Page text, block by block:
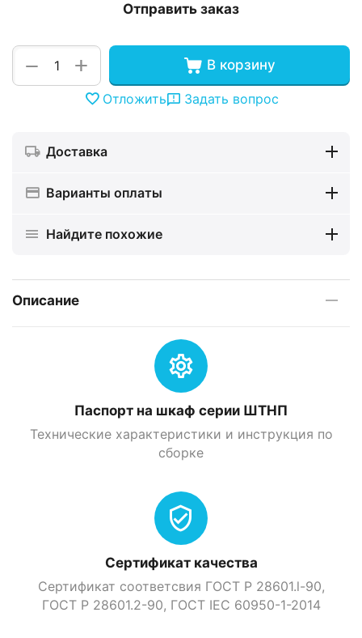
Отправить заказ
+
− В корзину
Отложить Задать вопрос
Доставка
Варианты оплаты
Найдите похожие
Описание
Паспорт на шкаф серии ШТНП
Технические характеристики и инструкция по
сборке
Сертификат качества
Сертификат соответсвия ГОСТ Р 28601.l-90,
ГОСТ Р 28601.2-90, ГOСТ IEC 60950-1-2014